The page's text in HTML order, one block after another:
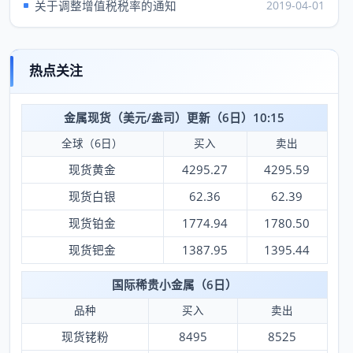
关于调整增值税税率的通知 2019-04-01
热点关注
金属现货（美元/盎司）更新（6日）10:15
全球（6日） 买入 卖出
现货黄金 4295.27
4295.59
现货白银
62.36
62.39
现货铂金
1774.94
1780.50
现货钯金
1387.95 1395.44
国际稀贵小金属（6日）
品种 买入 卖出
现货铑粉 8495 8525